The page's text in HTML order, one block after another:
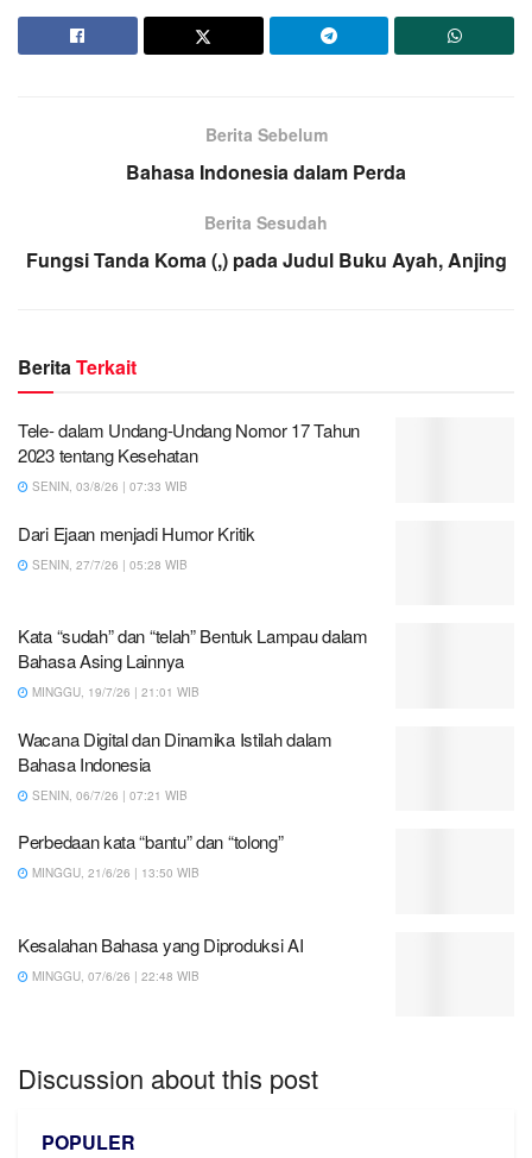
Berita Sebelum
Bahasa Indonesia dalam Perda
Berita Sesudah
Fungsi Tanda Koma (,) pada Judul Buku Ayah, Anjing
BeritaTerkait
Tele- dalam Undang-Undang Nomor 17 Tahun
2023 tentang Kesehatan
SENIN, 03/8/26 | 07:33 WIB
Dari Ejaan menjadi Humor Kritik
SENIN, 27/7/26 | 05:28 WIB
Kata “sudah” dan “telah” Bentuk Lampau dalam
Bahasa Asing Lainnya
MINGGU, 19/7/26 | 21:01 WIB
Wacana Digital dan Dinamika Istilah dalam
Bahasa Indonesia
SENIN, 06/7/26 | 07:21 WIB
Perbedaan kata “bantu” dan “tolong”
MINGGU, 21/6/26 | 13:50 WIB
Kesalahan Bahasa yang Diproduksi AI
MINGGU, 07/6/26 | 22:48 WIB
Discussion about this post
POPULER